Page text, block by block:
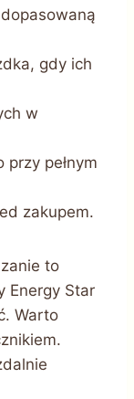
gdy ich
w
pełnym
zakupem.
to
Energy Star
Warto